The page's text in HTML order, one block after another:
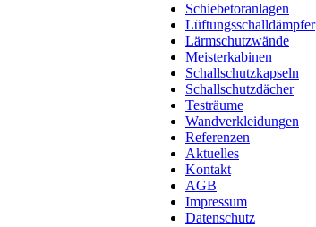
Schiebetoranlagen
Lüftungsschalldämpfer
Lärmschutzwände
Meisterkabinen
Schallschutzkapseln
Schallschutzdächer
Testräume
Wandverkleidungen
Referenzen
Aktuelles
Kontakt
AGB
Impressum
Datenschutz